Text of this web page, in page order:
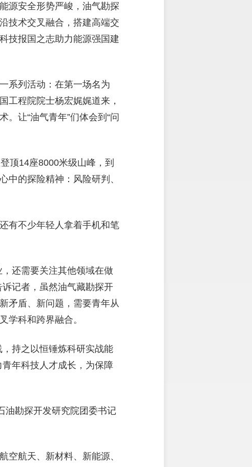
源安全形势严峻，油气勘探
技术交叉融合，搭建高端交
技报国之志助力能源强国建
系列活动：在第一场名为
工程院院士杨宏娓娓道来，
让“油气青年”们体会到“问
顶14座8000米级山峰，到
的探险精神：风险研判、
有不少年轻人拿着手机和笔
还需要关注其他领域在做
记者，虽然油气藏勘探开
矛盾、新问题，需要青年从
学科和跨界融合。
持之以恒锤炼科研实战能
年科技人才成长，为保障
油勘探开发研究院团委书记
空航天、新材料、新能源、